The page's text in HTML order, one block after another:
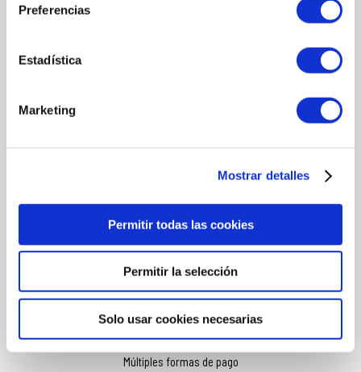
Preferencias
Estadística
Marketing
Mostrar detalles
Permitir todas las cookies
Permitir la selección
Solo usar cookies necesarias
Aceite de ricino
Provitamina B5
Aplicar sobre las pestañas.
Con movimientos de zig-zag.
RIMMEL IDEAL PARA:
Todo tipo de pestañas.
FORMAS DE PAGO
Múltiples formas de pago